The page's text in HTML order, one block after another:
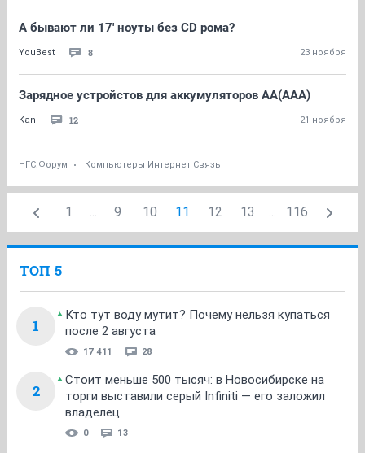
А бывают ли 17' ноуты без CD рома?
YouBest 8 23 ноября
Зарядное устройстов для аккумуляторов АА(ААА)
Kan 12 21 ноября
НГС.Форум Компьютеры Интернет Связь
1 ... 9 10 11 12 13 ... 116
ТОП 5
1
Кто тут воду мутит? Почему нельзя купаться
после 2 августа
17 411 28
2
Стоит меньше 500 тысяч: в Новосибирске на
торги выставили серый Infiniti — его заложил
владелец
0 13